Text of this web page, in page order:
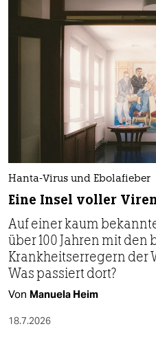
Hanta-Virus und Ebolafieber
Eine Insel voller
Auf einer kaum
über 100 Jahren mit den
Krankheitserregern der
Was passiert dort?
Von Manuela Heim
18.7.2026